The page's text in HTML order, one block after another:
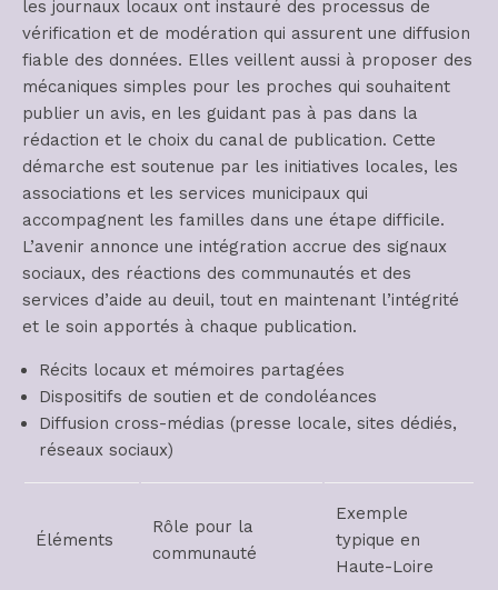
les journaux locaux ont instauré des processus de
vérification et de modération qui assurent une diffusion
fiable des données. Elles veillent aussi à proposer des
mécaniques simples pour les proches qui souhaitent
publier un avis, en les guidant pas à pas dans la
rédaction et le choix du canal de publication. Cette
démarche est soutenue par les initiatives locales, les
associations et les services municipaux qui
accompagnent les familles dans une étape difficile.
L’avenir annonce une intégration accrue des signaux
sociaux, des réactions des communautés et des
services d’aide au deuil, tout en maintenant l’intégrité
et le soin apportés à chaque publication.
Récits locaux et mémoires partagées
Dispositifs de soutien et de condoléances
Diffusion cross-médias (presse locale, sites dédiés,
réseaux sociaux)
Éléments
Rôle pour la
communauté
Exemple
typique en
Haute-Loire